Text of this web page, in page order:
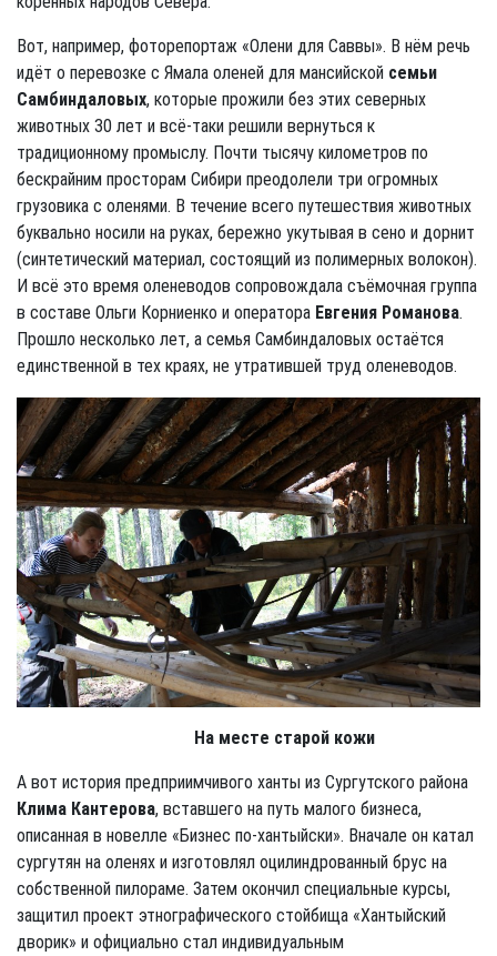
Вот, например, фоторепортаж «Олени для Саввы». В нём речь
идёт о перевозке с Ямала оленей для мансийской семьи
Самбиндаловых, которые прожили без этих северных
животных 30 лет и всё-таки решили вернуться к
традиционному промыслу. Почти тысячу километров по
бескрайним просторам Сибири преодолели три огромных
грузовика с оленями. В течение всего путешествия животных
буквально носили на руках, бережно укутывая в сено и дорнит
(синтетический материал, состоящий из полимерных волокон).
И всё это время оленеводов сопровождала съёмочная группа
в составе Ольги Корниенко и оператора Евгения Романова.
Прошло несколько лет, а семья Самбиндаловых остаётся
единственной в тех краях, не утратившей труд оленеводов.
На месте старой кожи
А вот история предприимчивого ханты из Сургутского района
Клима Кантерова, вставшего на путь малого бизнеса,
описанная в новелле «Бизнес по-хантыйски». Вначале он катал
сургутян на оленях и изготовлял оцилиндрованный брус на
собственной пилораме. Затем окончил специальные курсы,
защитил проект этнографического стойбища «Хантыйский
дворик» и официально стал индивидуальным